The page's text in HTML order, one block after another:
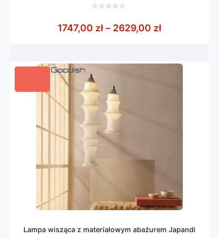
5
1747,00 zł – 2629,00 złZakres cen:
Lampa wisząca z materiałowym abażurem Japandi